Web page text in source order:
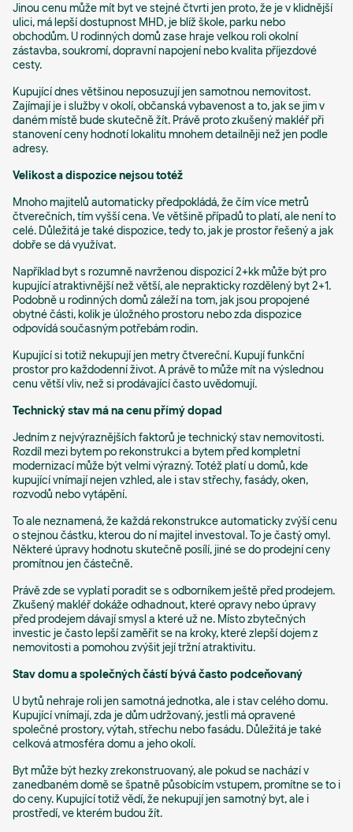
Jinou cenu může mít byt ve stejné čtvrti jen proto, že je v klidnější
ulici, má lepší dostupnost MHD, je blíž škole, parku nebo
obchodům. U rodinných domů zase hraje velkou roli okolní
zástavba, soukromí, dopravní napojení nebo kvalita příjezdové
cesty.
Kupující dnes většinou neposuzují jen samotnou nemovitost.
Zajímají je i služby v okolí, občanská vybavenost a to, jak se jim v
daném místě bude skutečně žít. Právě proto zkušený makléř při
stanovení ceny hodnotí lokalitu mnohem detailněji než jen podle
adresy.
Velikost a dispozice nejsou totéž
Mnoho majitelů automaticky předpokládá, že čím více metrů
čtverečních, tím vyšší cena. Ve většině případů to platí, ale není to
celé. Důležitá je také dispozice, tedy to, jak je prostor řešený a jak
dobře se dá využívat.
Například byt s rozumně navrženou dispozicí 2+kk může být pro
kupující atraktivnější než větší, ale neprakticky rozdělený byt 2+1.
Podobně u rodinných domů záleží na tom, jak jsou propojené
obytné části, kolik je úložného prostoru nebo zda dispozice
odpovídá současným potřebám rodin.
Kupující si totiž nekupují jen metry čtvereční. Kupují funkční
prostor pro každodenní život. A právě to může mít na výslednou
cenu větší vliv, než si prodávající často uvědomují.
Technický stav má na cenu přímý dopad
Jedním z nejvýraznějších faktorů je technický stav nemovitosti.
Rozdíl mezi bytem po rekonstrukci a bytem před kompletní
modernizací může být velmi výrazný. Totéž platí u domů, kde
kupující vnímají nejen vzhled, ale i stav střechy, fasády, oken,
rozvodů nebo vytápění.
To ale neznamená, že každá rekonstrukce automaticky zvýší cenu
o stejnou částku, kterou do ní majitel investoval. To je častý omyl.
Některé úpravy hodnotu skutečně posílí, jiné se do prodejní ceny
promítnou jen částečně.
Právě zde se vyplatí poradit se s odborníkem ještě před prodejem.
Zkušený makléř dokáže odhadnout, které opravy nebo úpravy
před prodejem dávají smysl a které už ne. Místo zbytečných
investic je často lepší zaměřit se na kroky, které zlepší dojem z
nemovitosti a pomohou zvýšit její tržní atraktivitu.
Stav domu a společných částí bývá často podceňovaný
U bytů nehraje roli jen samotná jednotka, ale i stav celého domu.
Kupující vnímají, zda je dům udržovaný, jestli má opravené
společné prostory, výtah, střechu nebo fasádu. Důležitá je také
celková atmosféra domu a jeho okolí.
Byt může být hezky zrekonstruovaný, ale pokud se nachází v
zanedbaném domě se špatně působícím vstupem, promítne se to i
do ceny. Kupující totiž vědí, že nekupují jen samotný byt, ale i
prostředí, ve kterém budou žít.